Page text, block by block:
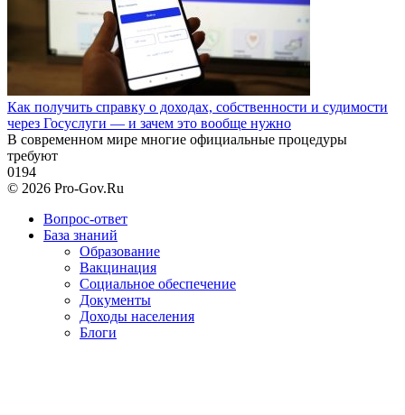
Как получить справку о доходах, собственности и судимости
через Госуслуги — и зачем это вообще нужно
В современном мире многие официальные процедуры
требуют
0194
© 2026 Pro-Gov.Ru
Вопрос-ответ
База знаний
Образование
Вакцинация
Социальное обеспечение
Документы
Доходы населения
Блоги